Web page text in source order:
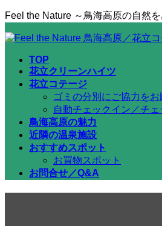
コ
テ
ナ
ゲ
Feel the Nature ～鳥海高原の自然
TOP
花立クリーンハイツ
花立コテージ
ゴミの分別にご協力を
自動チェックイン／チ
鳥海高原の魅力
近隣の温泉施設
おすすめスポット
お買物スポット
お問合せ／Q&A